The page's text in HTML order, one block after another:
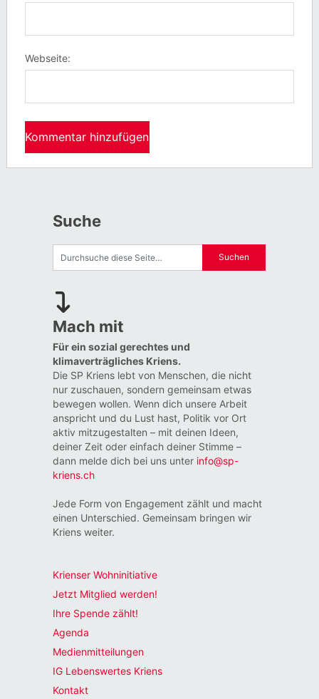
Webseite:
Suche
Mach mit
Für ein sozial gerechtes und
klimaverträgliches Kriens.
Die SP Kriens lebt von Menschen, die nicht
nur zuschauen, sondern gemeinsam etwas
bewegen wollen. Wenn dich unsere Arbeit
anspricht und du Lust hast, Politik vor Ort
aktiv mitzugestalten – mit deinen Ideen,
deiner Zeit oder einfach deiner Stimme –
dann melde dich bei uns unter info@sp-
kriens.ch
Jede Form von Engagement zählt und macht
einen Unterschied. Gemeinsam bringen wir
Kriens weiter.
Krienser Wohninitiative
Jetzt Mitglied werden!
Ihre Spende zählt!
Agenda
Medienmitteilungen
IG Lebenswertes Kriens
Kontakt